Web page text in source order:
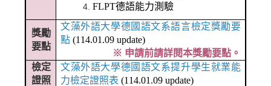
FLPT德語能力測驗
獎勵
要點
文藻外語大學德國語文系語言檢定獎勵要
點 (114.01.09 update)
※ 申請前請詳閱本獎勵要點。
檢定
證照
文藻外語大學德國語文系提升學生就業能
力檢定證照表 (114.01.09 update)